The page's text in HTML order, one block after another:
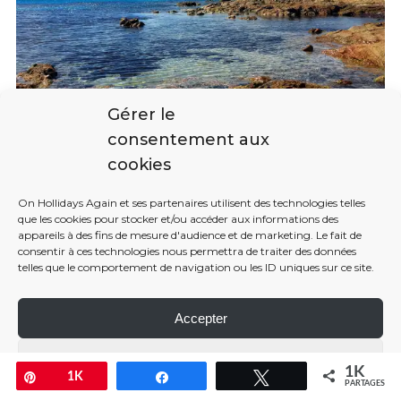
Gérer le
consentement aux
cookies
On Hollidays Again et ses partenaires utilisent des technologies telles
que les cookies pour stocker et/ou accéder aux informations des
appareils à des fins de mesure d'audience et de marketing. Le fait de
consentir à ces technologies nous permettra de traiter des données
telles que le comportement de navigation ou les ID uniques sur ce site.
Accepter
Paramétrer
Plage de Palombaggia
Après ta session plage et bronzage, je te conseille de
faire un saut dans le Golfe de Santa Giulia, età l’Étang
y a fait un arrêt très rapide, car le temps n’était pas de
la partie. Mais heureusement, les plages de la Corse du
Sud sont tellement belles, que même mi-gris, mi-bleu,
mi-pluie, le paysage est superbe. Franchement, crois-
Enregistrer
1K Tweetez 1K
PARTAGES